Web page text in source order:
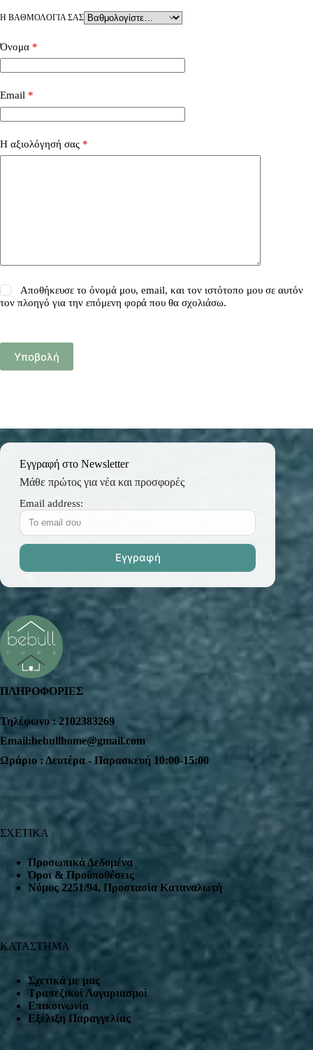
Η ΒΑΘΜΟΛΟΓΊΑ ΣΑΣ
Όνομα *
Email *
Η αξιολόγησή σας *
Αποθήκευσε το όνομά μου, email, και τον ιστότοπο μου σε αυτόν
τον πλοηγό για την επόμενη φορά που θα σχολιάσω.
Υποβολή
Εγγραφή στο Newsletter
Μάθε πρώτος για νέα και προσφορές
Email address:
ΠΛΗΡΟΦΟΡΙΕΣ
Τηλέφωνο : 2102383269
Email:bebullhome@gmail.com
Ωράριο : Δευτέρα - Παρασκευή 10:00-15:00
ΣΧΕΤΙΚΑ
Προσωπικά Δεδομένα
Όροι & Προϋποθέσεις
Nόμος 2251/94, Προστασία Καταναλωτή
ΚΑΤΑΣΤΗΜΑ
Σχετικά με μας
Τραπεζικοί Λογαριασμοί
Επικοινωνία
Εξέλιξη Παραγγελίας